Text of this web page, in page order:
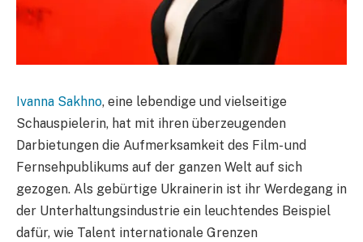
Ivanna Sakhno, eine lebendige und vielseitige
Schauspielerin, hat mit ihren überzeugenden
Darbietungen die Aufmerksamkeit des Film- und
Fernsehpublikums auf der ganzen Welt auf sich
gezogen. Als gebürtige Ukrainerin ist ihr Werdegang in
der Unterhaltungsindustrie ein leuchtendes Beispiel
dafür, wie Talent internationale Grenzen